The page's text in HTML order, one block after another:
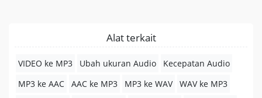
Alat terkait
VIDEO ke MP3 Ubah ukuran Audio
Kecepatan Audio
MP3 ke AAC
AAC ke MP3 MP3 ke WAV
WAV ke MP3